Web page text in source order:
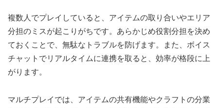
複数人でプレイしていると、アイテムの取り合いやエリア
分担のミスが起こりがちです。あらかじめ役割分担を決め
ておくことで、無駄なトラブルを防げます。また、ボイス
チャットでリアルタイムに連携を取ると、効率が格段に上
がります。
マルチプレイでは、アイテムの共有機能やクラフトの分業